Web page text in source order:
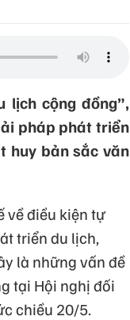
lịch cộng đồng”,
pháp phát triển
huy bản sắc văn
về điều kiện tự
triển du lịch,
là những vấn đề
tại Hội nghị đối
chiều 20/5.